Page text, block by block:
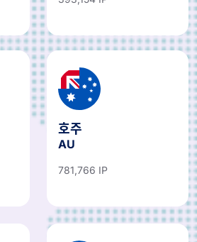
호주
AU
781,766 IP